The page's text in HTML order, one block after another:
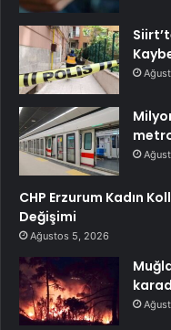
CHP Erzurum Kadın
Değişimi
Ağustos 5, 2026